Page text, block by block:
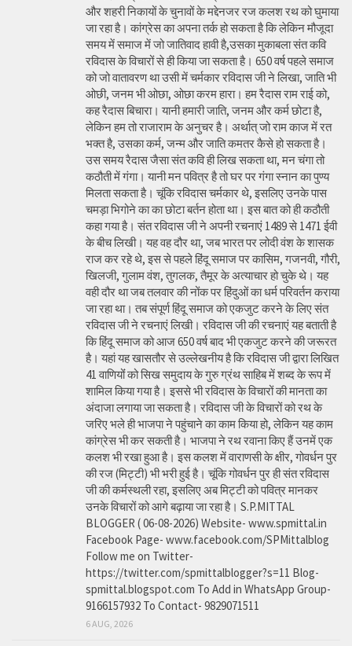
और शहरी निकायों के चुनावों के मद्देनजर रज कलश रथ को घुमाया
जा रहा है। कांग्रेस का अपना तर्क हो सकता है कि लेकिन मौजूदा
समय में समाज में जो जातिवाद हावी है,उसका मुकाबला संत कवि
रविदास के विचारों से ही किया जा सकता है। 650 वर्ष पहले समाज
को जो वातावरण था उसी में चर्मकार रविदास जी ने लिखा, जाति भी
ओछी, जनम भी ओछा, ओछा करम हारा। हम रैदास राम राई को,
कह रैदास बिचारा। यानी हमारी जाति, जनम और कर्म छोटा है,
लेकिन हम तो राजाराम के अनुचर है। अर्थात् जो राम काज में रत
भक्त है, उसका कर्म, जन्म और जाति कमतर कैसे हो सकता है।
उस समय रैदास जैसा संत कवि ही लिख सकता था, मन चंगा तो
कठौती में गंगा। यानी मन पवित्र है तो घर पर गंगा स्नान का पुण्य
मिलता सकता है। चूंकि रविदास चर्मकार थे, इसलिए उनके पास
चमड़ा भिगोने का का छोटा बर्तन होता था। इस बात को ही कठौती
कहा गया है। संत रविदास जी ने अपनी रचनाएं 1489 से 1471 ईवी
के बीच लिखी। यह वह दौर था, जब भारत पर लोदी वंश के शासक
राज कर रहे थे, इस से पहले हिंदू समाज पर कासिम, गजनवी, गौरी,
खिलजी, गुलाम वंश, तुगलक, तैमूर के अत्याचार हो चुके थे। यह
वही दौर था जब तलवार की नोंक पर हिंदुओं का धर्म परिवर्तन कराया
जा रहा था। तब संपूर्ण हिंदू समाज को एकजुट करने के लिए संत
रविदास जी ने रचनाएं लिखी। रविदास जी की रचनाएं यह बताती है
कि हिंदू समाज को आज 650 वर्ष बाद भी एकजुट करने की जरूरत
है। यहां यह खासतौर से उल्लेखनीय है कि रविदास जी द्वारा लिखित
41 वाणियोंं को सिख समुदाय के गुरु ग्रंथ साहिब में शब्द के रूप में
शामिल किया गया है। इससे भी रविदास के विचारों की मानता का
अंदाजा लगाया जा सकता है। रविदास जी के विचारों को रथ के
जरिए भले ही भाजपा ने पहुंचाने का काम किया हो, लेकिन यह काम
कांग्रेस भी कर सकती है। भाजपा ने रथ रवाना किए हैं उनमें एक
कलश भी रखा हुआ है। इस कलश में वाराणसी के क्षीर, गोवर्धन पुर
की रज (मिट्टी) भी भरी हुई है। चूंकि गोवर्धन पुर ही संत रविदास
जी की कर्मस्थली रहा, इसलिए अब मिट्टी को पवित्र मानकर
उनके विचारों को आगे बढ़ाया जा रहा है। S.P.MITTAL
BLOGGER ( 06-08-2026) Website- www.spmittal.in
Facebook Page- www.facebook.com/SPMittalblog
Follow me on Twitter-
https://twitter.com/spmittalblogger?s=11 Blog-
spmittal.blogspot.com To Add in WhatsApp Group-
9166157932 To Contact- 9829071511
6 AUG, 2026